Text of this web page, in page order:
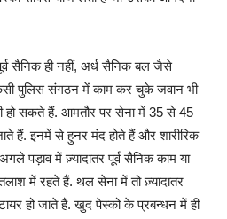
सैनिक ही नहीं, अर्ध सैनिक बल जैसे
पुलिस संगठन में काम कर चुके जवान भी
हो सकते हैं. आमतौर पर सेना में 35 से 45
हैं. इनमें से हुनर मंद होते हैं और शारीरिक
पड़ाव में ज़्यादातर पूर्व सैनिक काम या
में रहते हैं. थल सेना में तो ज़्यादातर
हो जाते हैं. खुद पेस्को के प्रबन्धन में ही